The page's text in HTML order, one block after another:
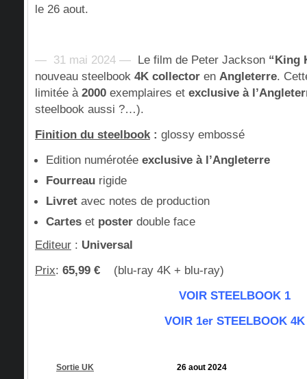
le 26 aout.
— 31 mai 2024 — Le film de Peter Jackson “King
nouveau steelbook 4K collector en Angleterre.
limitée à 2000 exemplaires et exclusive à
steelbook aussi ?…).
Finition du steelbook: glossy embossé
Edition numérotée exclusive à l’Angleterre
Fourreau rigide
Livret avec notes de production
Cartes et poster double face
Editeur : Universal
Prix: 65,99 €
(blu-ray 4K + blu-ray)
VOIR STEELBOOK 1
VOIR 1er STEELBOOK 4K
Sortie UK 26 aout 2024